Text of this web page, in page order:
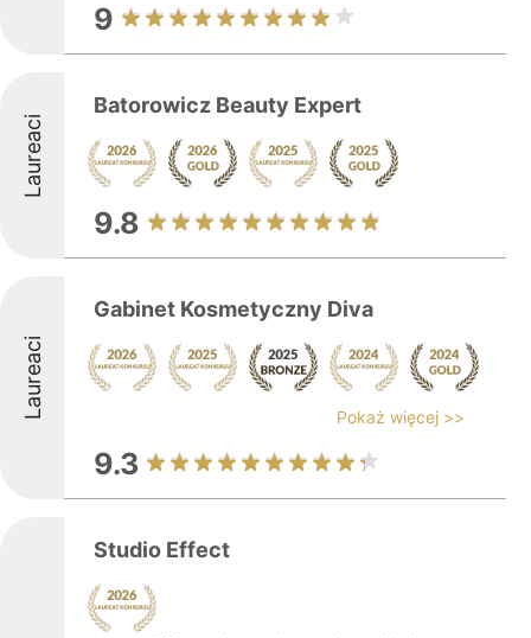
9
Laureaci
Batorowicz Beauty Expert
9.8
Laureaci
Gabinet Kosmetyczny Diva
Pokaż więcej >>
9.3
Studio Effect